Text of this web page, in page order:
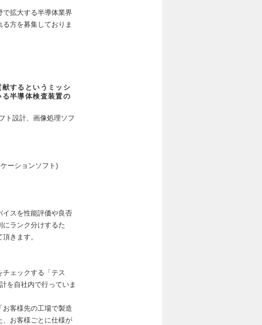
拡大する半導体業界
方を募集しておりま
するというミッシ
半導体検査装置の
ト設計、画像処理ソフ
ーションソフト)
イスを性能評価や良否
ランク分けするた
きます。
ェックする「テス
を自社内で行っていま
客様先の工場で製造
、お客様ごとに仕様が